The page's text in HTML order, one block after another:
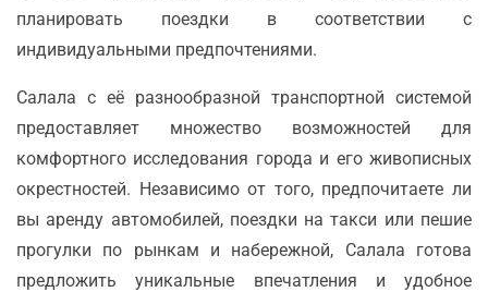
планировать поездки в соответствии с
индивидуальными предпочтениями.
Салала с её разнообразной транспортной системой
предоставляет множество возможностей для
комфортного исследования города и его живописных
окрестностей. Независимо от того, предпочитаете ли
вы аренду автомобилей, поездки на такси или пешие
прогулки по рынкам и набережной, Салала готова
предложить уникальные впечатления и удобное